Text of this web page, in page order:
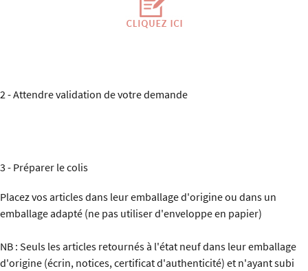
2 - Attendre validation de votre demande
3 - Préparer le colis
Placez vos articles dans leur emballage d'origine ou dans un
emballage adapté (ne pas utiliser d'enveloppe en papier)
NB : Seuls les articles retournés à l'état neuf dans leur emballage
d'origine (écrin, notices, certificat d'authenticité) et n'ayant subi